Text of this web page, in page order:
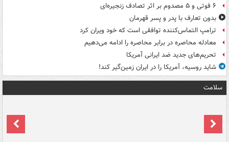
۶ فوتی و ۵ مصدوم بر اثر تصادف زنجیره‌ای
بدون تعارف با پدر و پسر قهرمان
ترامپ التماس‌کننده توافقی است که خود ویران کرد
معادله محاصره در برابر محاصره را ادامه می‌دهیم
تحریم‌های جدید ضد ایرانی آمریکا
شاید روسیه، آمریکا را در ایران زمین‌گیر کند!
سلامت